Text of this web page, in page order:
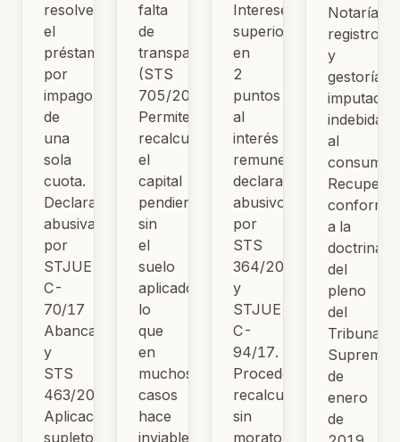
resolver
el
préstamo
por
impago
de
una
sola
cuota.
Declarada
abusiva
por
STJUE
C-
70/17
Abanca
y
STS
463/2019.
Aplicación
supletoria
falta
de
transparencia
(STS
705/2015).
Permite
recalcular
el
capital
pendiente
sin
el
suelo
aplicado,
lo
que
en
muchos
casos
hace
inviable
Intereses
superiores
en
2
puntos
al
interés
remuneratorio
declarados
abusivos
por
STS
364/2016
y
STJUE
C-
94/17.
Procede
recalcular
sin
moratorios
Notaría,
registro
y
gestoría
imputados
al
conforme
a la
doctrina
del
pleno
del
Tribunal
Supremo
de
enero
de